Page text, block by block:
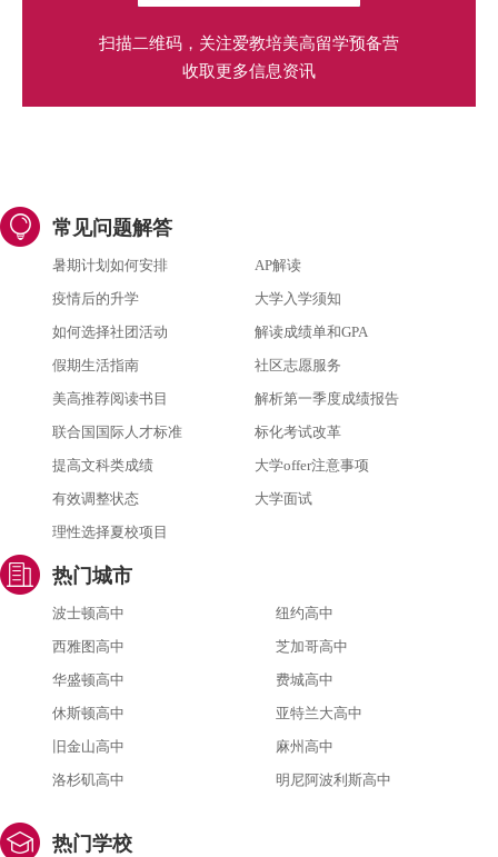
扫描二维码，关注爱教培美高留学预备营
收取更多信息资讯
常见问题解答
暑期计划如何安排
AP解读
疫情后的升学
大学入学须知
如何选择社团活动
解读成绩单和GPA
假期生活指南
社区志愿服务
美高推荐阅读书目
解析第一季度成绩报告
联合国国际人才标准
标化考试改革
提高文科类成绩
大学offer注意事项
有效调整状态
大学面试
理性选择夏校项目
热门城市
波士顿高中
纽约高中
西雅图高中
芝加哥高中
华盛顿高中
费城高中
休斯顿高中
亚特兰大高中
旧金山高中
麻州高中
洛杉矶高中
明尼阿波利斯高中
热门学校